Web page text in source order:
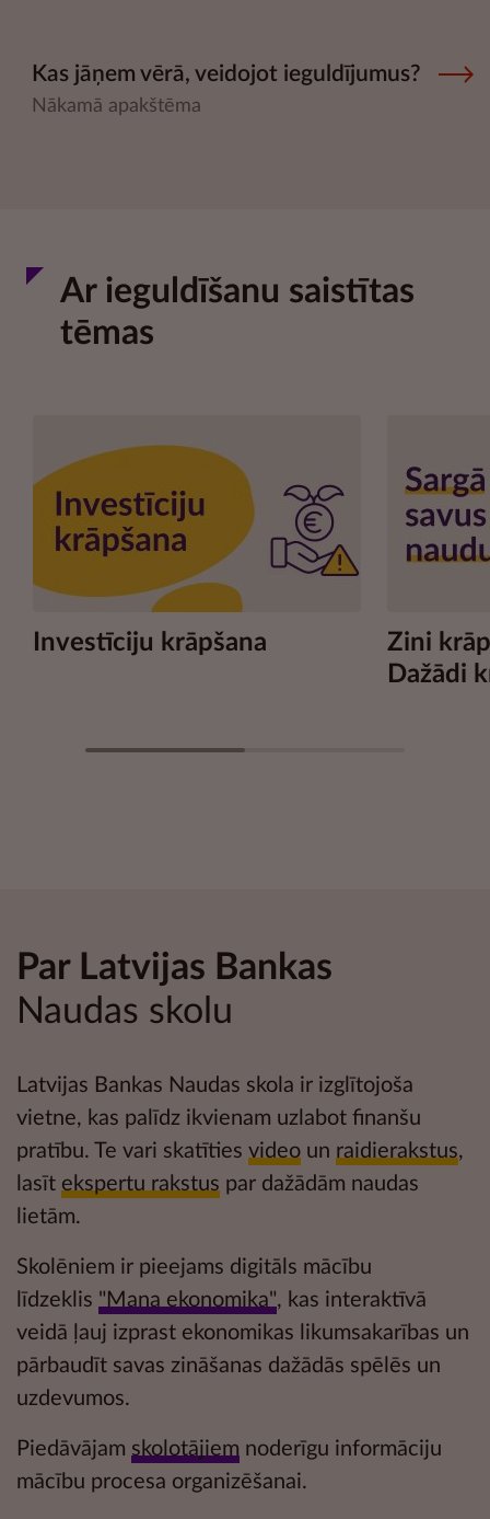
Kas jāņem vērā, veidojot ieguldījumus?
Nākamā apakštēma
Ar ieguldīšanu saistītas
tēmas
Investīciju krāpšana
Zini
Dažādi
Par Latvijas Bankas
Naudas skolu
Latvijas Bankas Naudas skola ir izglītojoša
vietne, kas palīdz ikvienam uzlabot finanšu
pratību. Te vari skatīties video un raidierakstus,
lasīt ekspertu rakstus par dažādām naudas
lietām.
Skolēniem ir pieejams digitāls mācību
līdzeklis "Mana ekonomika", kas interaktīvā
veidā ļauj izprast ekonomikas likumsakarības un
pārbaudīt savas zināšanas dažādās spēlēs un
uzdevumos.
Piedāvājam skolotājiem noderīgu informāciju
mācību procesa organizēšanai.